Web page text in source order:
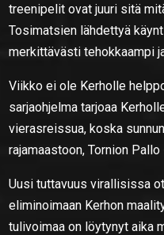
treenipelit ovat juuri sitä
Tosimatsien lähdettyä
merkittävästi tehokkaampi
Viikko ei ole Kerholle
sarjaohjelma tarjoaa
vierasreissua, koska
rajamaastoon, Tornion
Uusi tuttavuus virallisissa
eliminoimaan Kerhon
tulivoimaa on löytynyt aika